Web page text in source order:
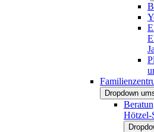
Dropdown
Hötzel-